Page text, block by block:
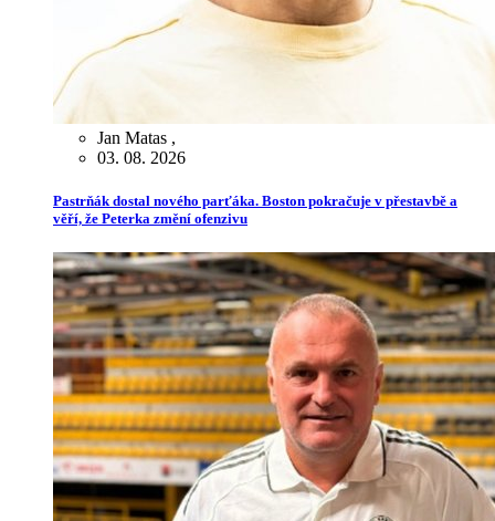
Jan Matas ,
03. 08. 2026
Pastrňák dostal nového parťáka. Boston pokračuje v přestavbě a
věří, že Peterka změní ofenzivu